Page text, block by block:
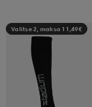
Valitse 2, maksa 11,49€